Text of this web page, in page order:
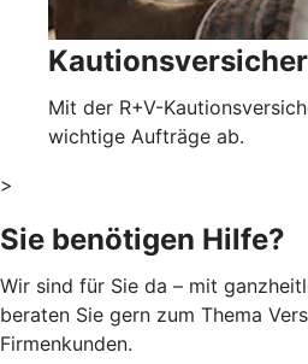
Mit der R+V-
wichtige Aufträge ab.
>
Sie benötigen Hilfe?
Wir sind für Sie da – mit
beraten Sie gern zum Thema
Firmenkunden.